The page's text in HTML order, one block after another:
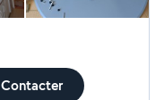
Contacter